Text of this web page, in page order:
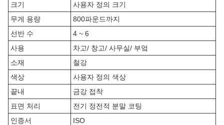
크기
사용자 정의 크기
무게 용량
800파운드까지
선반 수
4 ~ 6
사용
차고/ 창고/ 사무실/ 부엌
소재
철강
색상
사용자 정의 색상
끝내
금강 접착
표면 처리
전기 정전적 분말 코팅
인증서
ISO